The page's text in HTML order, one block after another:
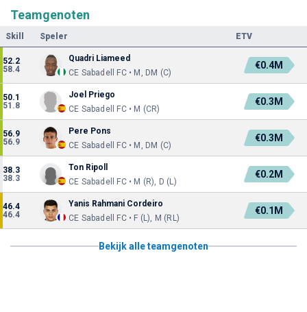
Teamgenoten
Skill Speler ETV
52.2
58.4
Quadri Liameed
CE Sabadell FC • M, DM (C)
€0.4M
50.1
51.8
Joel Priego
CE Sabadell FC • M (CR)
€0.3M
56.9
56.9
Pere Pons
CE Sabadell FC • M, DM (C)
€0.3M
38.3
38.3
Ton Ripoll
CE Sabadell FC • M (R), D (L)
€0.2M
46.4
46.4
Yanis Rahmani Cordeiro
CE Sabadell FC • F (L), M (RL)
€0.1M
Bekijk alle teamgenoten